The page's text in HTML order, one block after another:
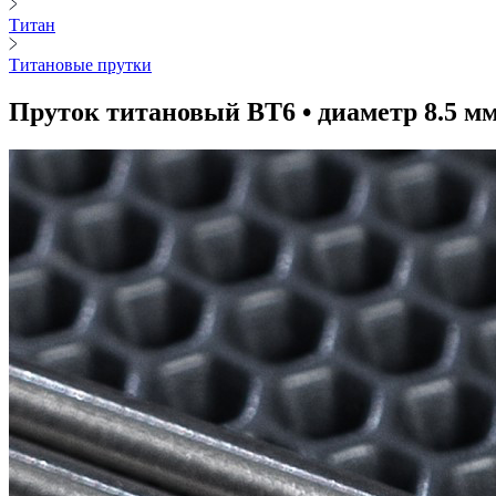
Титан
Титановые прутки
Пруток титановый ВТ6 • диаметр 8.5